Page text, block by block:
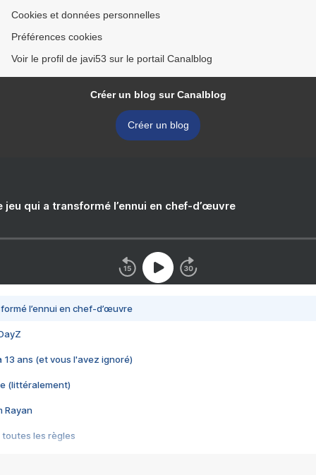
Cookies et données personnelles
Préférences cookies
Voir le profil de javi53 sur le portail Canalblog
Créer un blog sur Canalblog
Créer un blog
jeu qui a transformé l’ennui en chef-d’œuvre
l’ennui en chef-d’œuvre
13 ans (et vous l'avez ignoré)
(littéralement)
Rayan
toutes les règles